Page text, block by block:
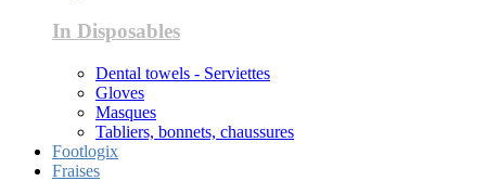
In Disposables
Dental towels - Serviettes
Gloves
Masques
Tabliers, bonnets, chaussures
Footlogix
Fraises